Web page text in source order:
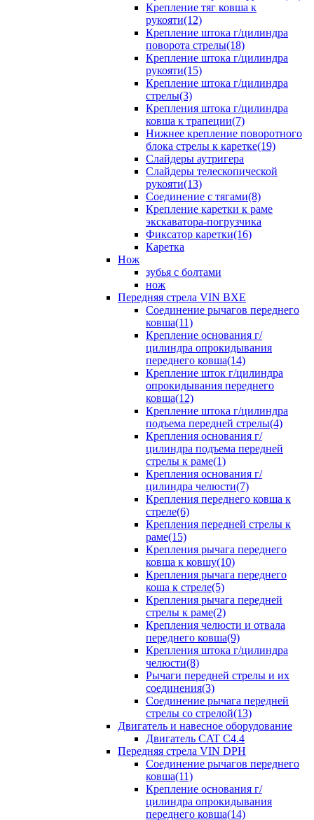
Крепление тяг ковша к
рукояти(12)
Крепление штока г/цилиндра
поворота стрелы(18)
Крепление штока г/цилиндра
рукояти(15)
Крепление штока г/цилиндра
стрелы(3)
Крепления штока г/цилиндра
ковша к трапеции(7)
Нижнее крепление поворотного
блока стрелы к каретке(19)
Слайдеры аутригера
Слайдеры телескопической
рукояти(13)
Соединение с тягами(8)
Крепление каретки к раме
экскаватора-погрузчика
Фиксатор каретки(16)
Каретка
Нож
зубья с болтами
нож
Передняя стрела VIN BXE
Cоединение рычагов переднего
ковша(11)
Крепление основания г/
цилиндра опрокидывания
переднего ковша(14)
Крепление шток г/цилиндра
опрокидывания переднего
ковша(12)
Крепление штока г/цилиндра
подъема передней стрелы(4)
Крепления основания г/
цилиндра подъема передней
стрелы к раме(1)
Крепления основания г/
цилиндра челюсти(7)
Крепления переднего ковша к
стреле(6)
Крепления передней стрелы к
раме(15)
Крепления рычага переднего
ковша к ковшу(10)
Крепления рычага переднего
коша к стреле(5)
Крепления рычага передней
стрелы к раме(2)
Крепления челюсти и отвала
переднего ковша(9)
Крепления штока г/цилиндра
челюсти(8)
Рычаги передней стрелы и их
соединения(3)
Соединение рычага передней
стрелы со стрелой(13)
Двигатель и навесное оборудование
Двигатель CAT C4.4
Передняя стрела VIN DPH
Cоединение рычагов переднего
ковша(11)
Крепление основания г/
цилиндра опрокидывания
переднего ковша(14)